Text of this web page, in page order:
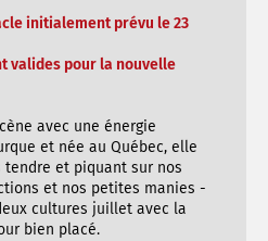
initialement prévu le 23
valides pour la nouvelle
avec une énergie
et née au Québec, elle
et piquant sur nos
et nos petites manies -
cultures juillet avec la
bien placé.